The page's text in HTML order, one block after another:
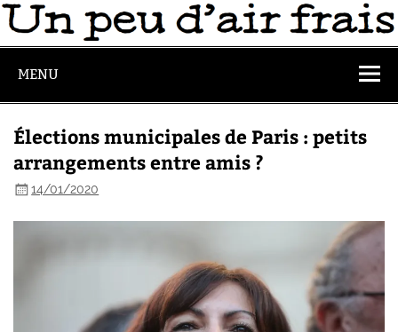
MENU
Élections municipales de Paris : petits
arrangements entre amis ?
14/01/2020